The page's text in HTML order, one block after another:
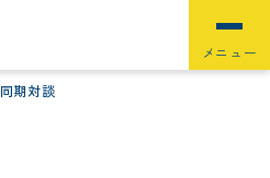
同期対談